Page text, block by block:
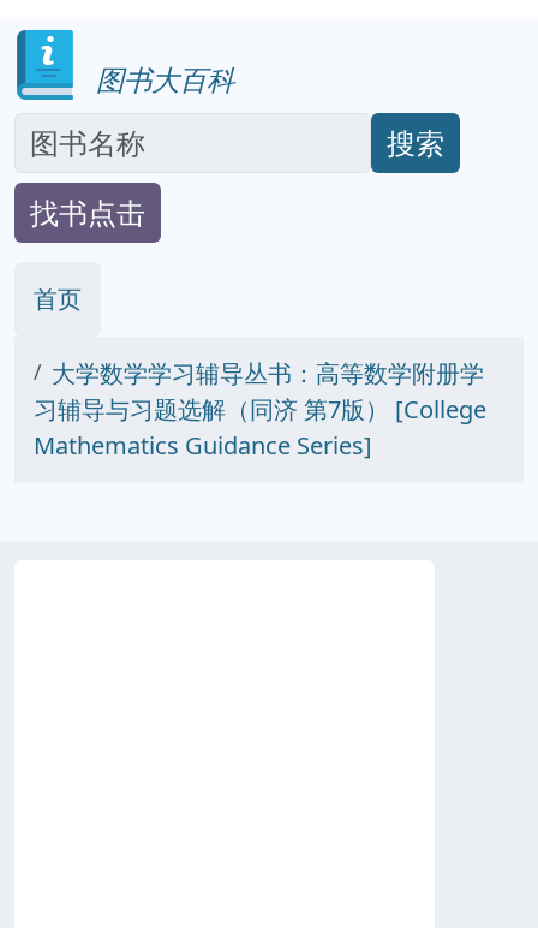
图书大百科
搜索
找书点击
首页
大学数学学习辅导丛书：高等数学附册学
习辅导与习题选解（同济 第7版） [College
Mathematics Guidance Series]